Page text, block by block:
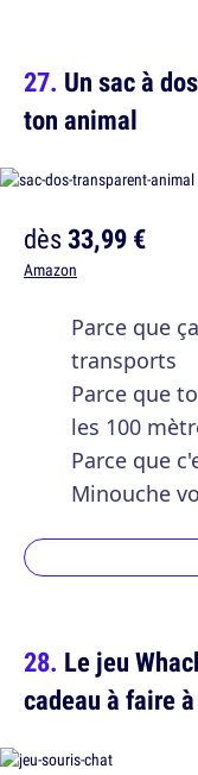
Un sac à
ton animal
dès33,99 €
Amazon
Parce que
transports
Parce que
les 100
Parce que
Minouche
Le jeu
cadeau à faire